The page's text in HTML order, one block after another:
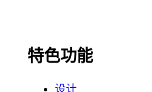
特色功能
设计